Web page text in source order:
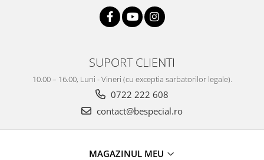
SUPORT CLIENTI
10.00 – 16.00, Luni - Vineri (cu exceptia sarbatorilor legale).
0722 222 608
contact@bespecial.ro
MAGAZINUL MEU